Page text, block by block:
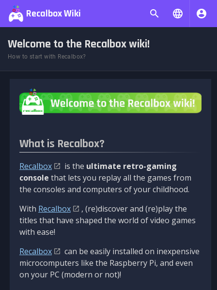
Recalbox Wiki
Welcome to the Recalbox wiki!
How to start with Recalbox?
What is Recalbox?
Recalbox is the ultimate retro-gaming
console that lets you replay all the games from
the consoles and computers of your childhood.
With Recalbox
, (re)discover and (re)play the
titles that have shaped the world of video games
with ease!
Recalbox
can be easily installed on inexpensive
microcomputers like the Raspberry Pi, and even
on your PC (modern or not)!